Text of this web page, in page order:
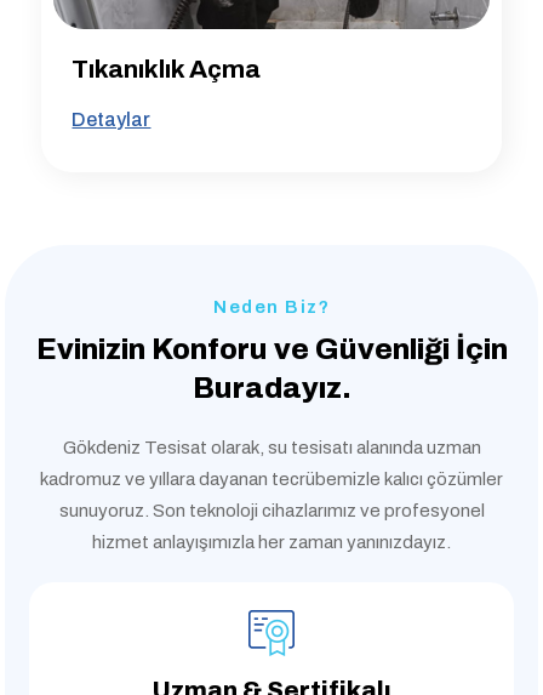
Tıkanıklık Açma
Detaylar
Neden Biz?
Evinizin Konforu ve Güvenliği İçin
Buradayız.
Gökdeniz Tesisat olarak, su tesisatı alanında uzman
kadromuz ve yıllara dayanan tecrübemizle kalıcı çözümler
sunuyoruz. Son teknoloji cihazlarımız ve profesyonel
hizmet anlayışımızla her zaman yanınızdayız.